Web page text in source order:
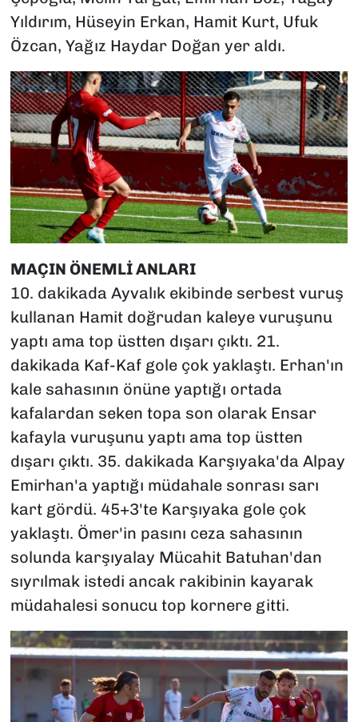
Yıldırım, Hüseyin Erkan, Hamit Kurt, Ufuk
Özcan, Yağız Haydar Doğan yer aldı.
MAÇIN ÖNEMLİ ANLARI
10. dakikada Ayvalık ekibinde serbest vuruş
kullanan Hamit doğrudan kaleye vuruşunu
yaptı ama top üstten dışarı çıktı. 21.
dakikada Kaf-Kaf gole çok yaklaştı. Erhan'ın
kale sahasının önüne yaptığı ortada
kafalardan seken topa son olarak Ensar
kafayla vuruşunu yaptı ama top üstten
dışarı çıktı. 35. dakikada Karşıyaka'da Alpay
Emirhan'a yaptığı müdahale sonrası sarı
kart gördü. 45+3'te Karşıyaka gole çok
yaklaştı. Ömer'in pasını ceza sahasının
solunda karşıyalay Mücahit Batuhan'dan
sıyrılmak istedi ancak rakibinin kayarak
müdahalesi sonucu top kornere gitti.